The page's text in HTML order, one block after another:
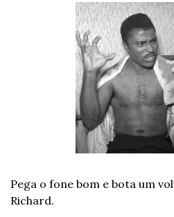
Pega o fone bom e bota um
Richard.